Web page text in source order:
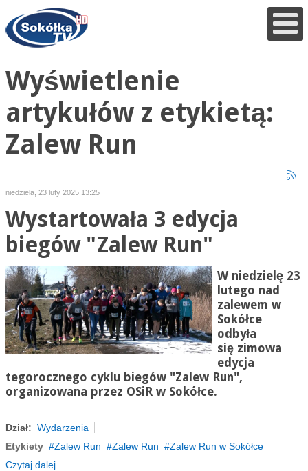
Wyświetlenie
artykułów z etykietą:
Zalew Run
niedziela, 23 luty 2025 13:25
Wystartowała 3 edycja
biegów "Zalew Run"
W niedzielę 23
lutego nad
zalewem w
Sokółce
odbyła
się zimowa
edycja
tegorocznego cyklu biegów "Zalew Run",
organizowana przez OSiR w Sokółce.
Dział: Wydarzenia
Etykiety
Zalew Run Zalew Run
Zalew Run w Sokółce
Czytaj dalej...